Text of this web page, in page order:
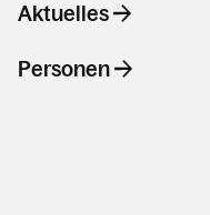
Aktuelles
Personen